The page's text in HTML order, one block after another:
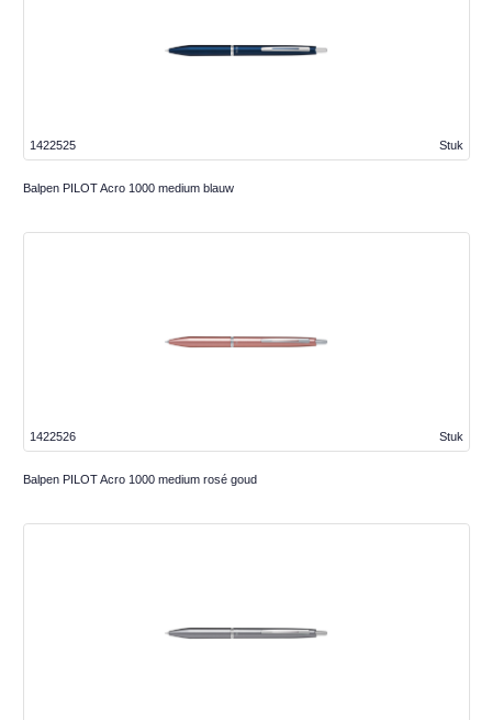
Stuk
1422525
Balpen PILOT Acro 1000 medium blauw
Stuk
1422526
Balpen PILOT Acro 1000 medium rosé goud